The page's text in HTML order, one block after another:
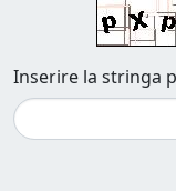
Inserire la stringa